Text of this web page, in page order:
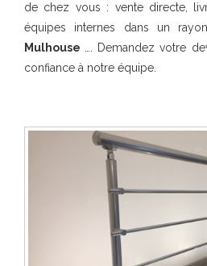
de chez vous : vente directe,
équipes internes dans un
Mulhouse
…. Demandez votre
confiance à notre équipe.